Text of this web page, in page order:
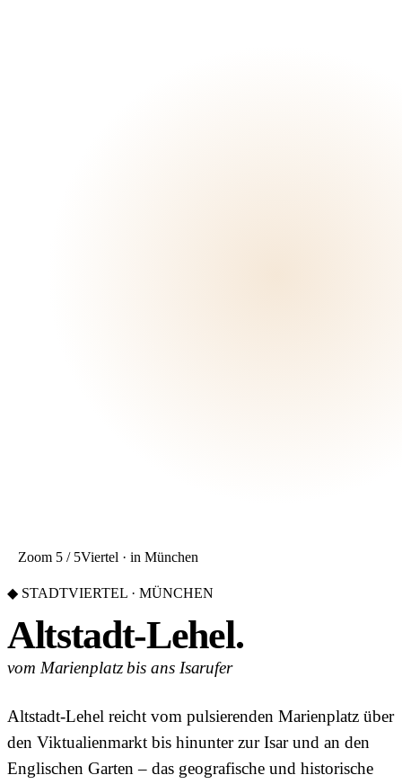
Zoom 5 / 5Viertel · in München
◆ STADTVIERTEL · MÜNCHEN
Altstadt-Lehel.
vom Marienplatz bis ans Isarufer
Altstadt-Lehel reicht vom pulsierenden Marienplatz über
den Viktualienmarkt bis hinunter zur Isar und an den
Englischen Garten – das geografische und historische